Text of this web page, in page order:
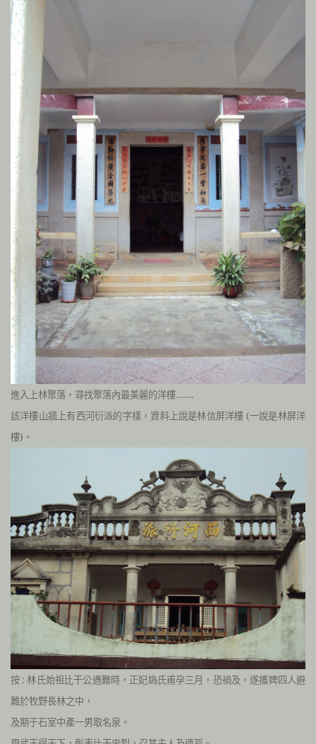
進入上林聚落，尋找聚落內最美麗的洋樓…….
該洋樓山牆上有西河衍派的字樣，資料上說是林信屏洋樓 (一說是林屏洋
樓)。
按 : 林氏始祖比干公遇難時，正妃媯氏甫孕三月，恐禍及，遂攜婢四人避
難於牧野長林之中，
及期于石室中產一男取名泉。